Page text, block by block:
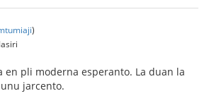
)
en pli moderna esperanto. La duan la
jarcento.